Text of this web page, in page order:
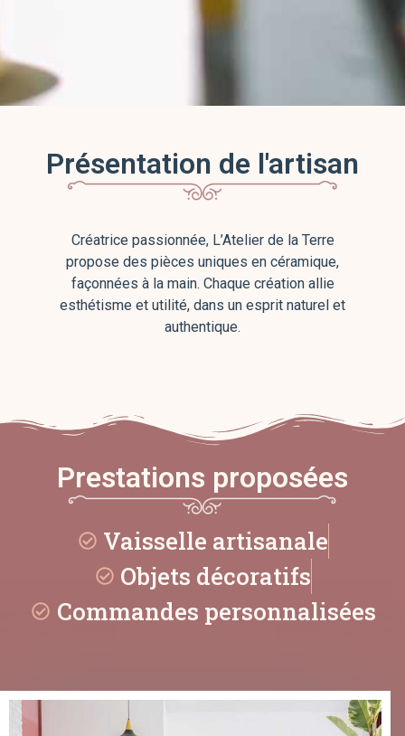
Présentation de l'artisan
Créatrice passionnée, L’Atelier de la Terre
propose des pièces uniques en céramique,
façonnées à la main. Chaque création allie
esthétisme et utilité, dans un esprit naturel et
authentique.
Prestations proposées
Vaisselle artisanale
Objets décoratifs
Commandes personnalisées